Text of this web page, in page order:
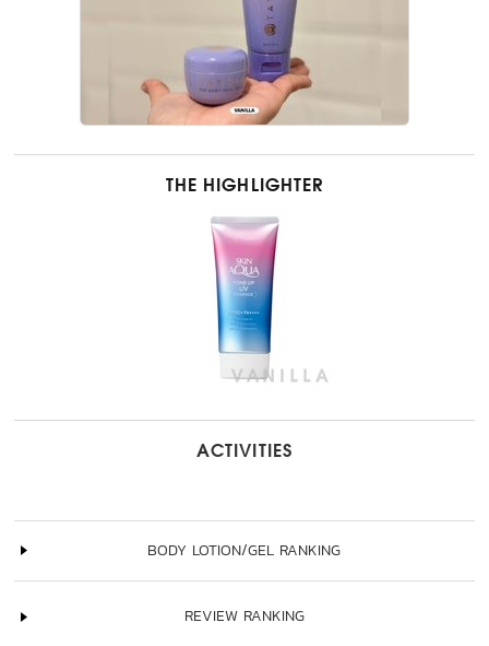
THE HIGHLIGHTER
ACTIVITIES
BODY LOTION/GEL RANKING
REVIEW RANKING